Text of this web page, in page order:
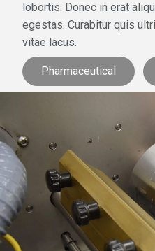
lobortis. Donec in erat
egestas. Curabitur quis
vitae lacus.
Pharmaceutical